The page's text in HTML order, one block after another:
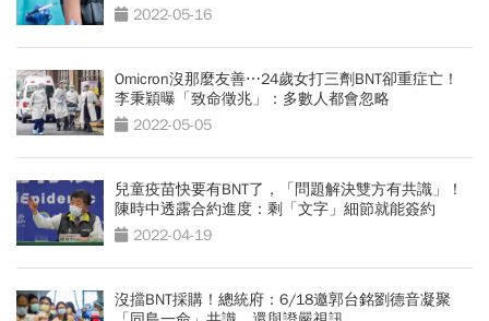
2022-05-16
Omicron沒那麼友善⋯24歲女打三劑BNT卻重症亡！
李秉穎曝「致命徵兆」：多數人都會忽略
2022-05-05
兒童疫苗快要有BNT了，「問題解決雙方有共識」！
陳時中透露合約進度：剩「文字」細節就能簽約
2022-04-19
沒擋BNT採購！總統府：6/18邀郭台銘劉德音凝聚